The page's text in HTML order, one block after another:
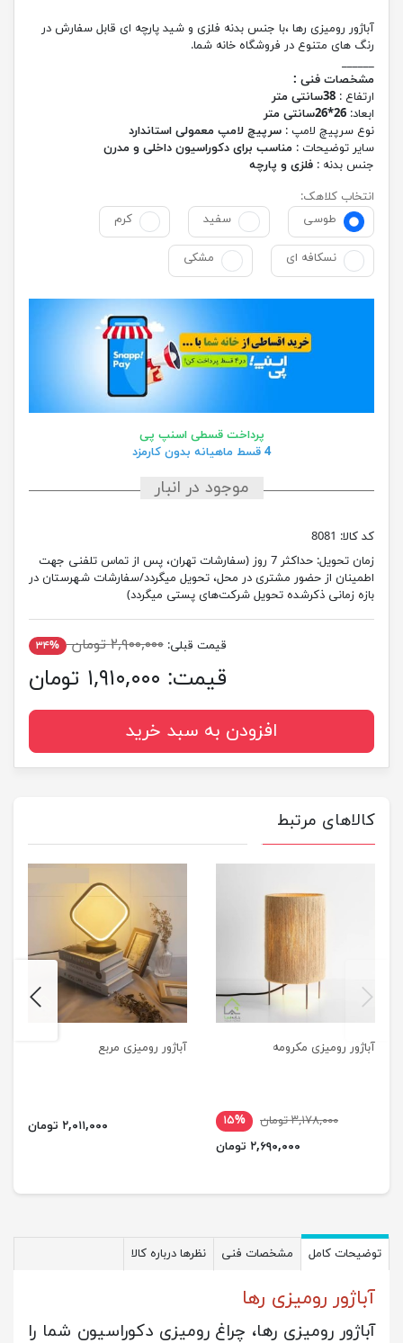
آباژور رومیزی رها ،با جنس بدنه فلزی و شید پارچه ای قابل سفارش در
رنگ های متنوع در فروشگاه خانه شما.
______
مشخصات فنی :
ارتفاع : 38سانتی متر
ابعاد: 26*26سانتی متر
نوع سرپیچ لامپ : سرپیچ لامپ معمولی استاندارد
سایر توضیحات : مناسب برای دکوراسیون داخلی و مدرن
جنس بدنه : فلزی و پارچه
انتخاب کلاهک:
طوسی
سفید کرم
نسکافه ای مشکی
پرداخت قسطی اسنپ پی
4 قسط ماهیانه بدون کارمزد
موجود در انبار
کد کالا: 8081
زمان تحویل:
حداکثر 7 روز (سفارشات تهران، پس از تماس تلفنی جهت
اطمینان از حضور مشتری در محل، تحویل میگردد/سفارشات شهرستان در
بازه زمانی ذکرشده تحویل شرکت‌های پستی میگردد)
قیمت قبلی: ۲,۹۰۰,۰۰۰ تومان ۳۴%
قیمت: ۱,۹۱۰,۰۰۰ تومان
افزودن به سبد خرید
کالاهای مرتبط
آباژور رومیزی مکرومه
۳,۱۷۸,۰۰۰ تومان
۱۵%
۲,۶۹۰,۰۰۰ تومان
آباژور رومیزی مربع
۲,۰۱۱,۰۰۰ تومان
previus
توضیحات کامل مشخصات فنی نظرها درباره کالا
آباژور رومیزی رها
آباژور رومیزی رها، چراغ رومیزی دکوراسیون شما را